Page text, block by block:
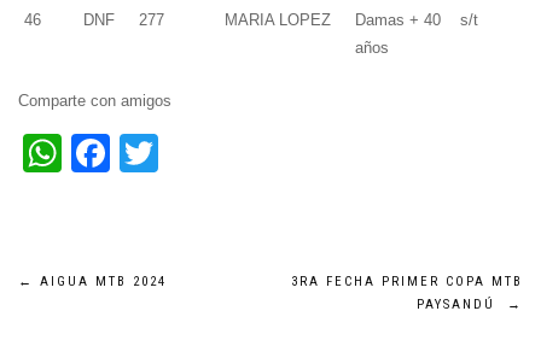
46 DNF 277 MARIA LOPEZ
Damas + 40
años
s/t
Comparte con amigos
WhatsApp
Facebook
Navegación
← AIGUA MTB 2024
3RA FECHA PRIMER COPA MTB
PAYSANDÚ
→